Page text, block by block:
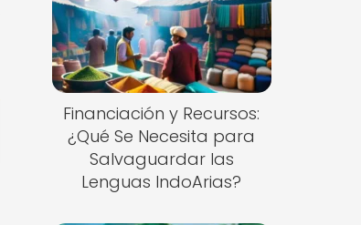
Financiación y Recursos:
¿Qué Se Necesita para
Salvaguardar las
Lenguas IndoArias?